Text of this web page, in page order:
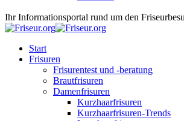
Ihr Informationsportal rund um den
Start
Frisuren
Frisurentest und -beratung
Brautfrisuren
Damenfrisuren
Kurzhaarfrisuren
Kurzhaarfrisuren-Trends